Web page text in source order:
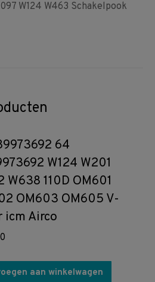
W124 W463 Schakelpook
64
W124 W201
W638 110D OM601
OM603 OM605 V-
icm Airco
aan winkelwagen